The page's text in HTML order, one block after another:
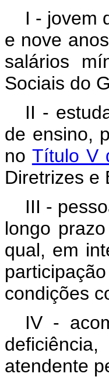
I - jovem
e nove
salários
Sociais do
II -
de ensino,
no Título V
Diretrizes e
III -
longo
qual, em
condições
IV -
atendente